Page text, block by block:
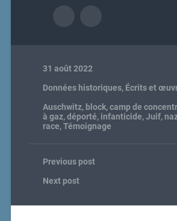
31 août 2022
Données historiques, Écrits et
Auschwitz, block,camp de
à gaz,déporté, infanticide,Juif,
race,Témoignage
Previous post
Next post